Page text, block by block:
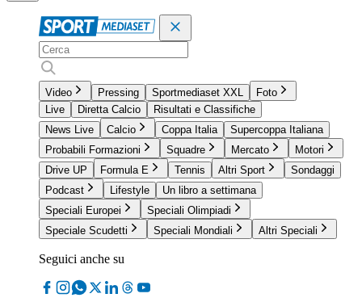
Video Pressing Sportmediaset XXL
Foto
Live
Diretta Calcio
Risultati e Classifiche
News Live
Calcio Coppa Italia
Supercoppa Italiana
Probabili Formazioni
Squadre Mercato
Motori
Drive UP
Formula E Tennis Altri Sport
Sondaggi
Podcast
Lifestyle
Un libro a settimana
Speciali Europei
Speciali Olimpiadi
Speciale Scudetti
Speciali Mondiali Altri Speciali
Seguici anche su